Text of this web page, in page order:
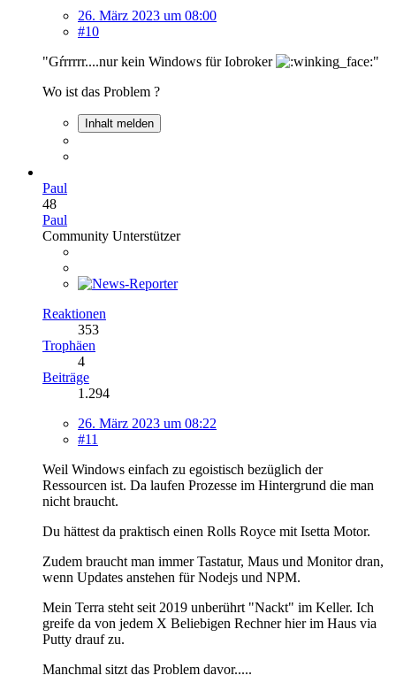
26. März 2023 um 08:00
#10
"Gŕrrrrr....nur kein Windows für Iobroker
"
Wo ist das Problem ?
Inhalt melden
Paul
48
Paul
Community Unterstützer
Reaktionen
353
Trophäen
4
Beiträge
1.294
26. März 2023 um 08:22
#11
Weil Windows einfach zu egoistisch bezüglich der
Ressourcen ist. Da laufen Prozesse im Hintergrund die man
nicht braucht.
Du hättest da praktisch einen Rolls Royce mit Isetta Motor.
Zudem braucht man immer Tastatur, Maus und Monitor dran,
wenn Updates anstehen für Nodejs und NPM.
Mein Terra steht seit 2019 unberührt "Nackt" im Keller. Ich
greife da von jedem X Beliebigen Rechner hier im Haus via
Putty drauf zu.
Manchmal sitzt das Problem davor.....